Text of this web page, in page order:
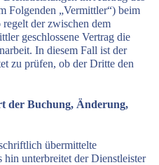
Folgenden „Vermittler“) beim
der zwischen dem
geschlossene Vertrag die
In diesem Fall ist der
zu prüfen, ob der Dritte den
der Buchung, Änderung,
übermittelte
hin unterbreitet der Dienstleister